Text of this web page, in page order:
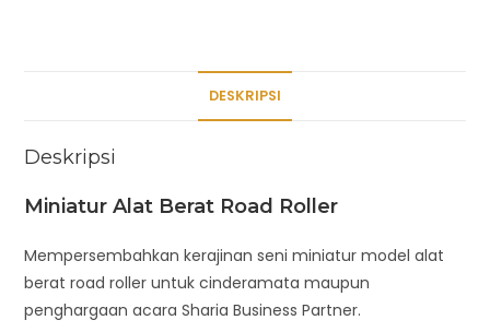
DESKRIPSI
Deskripsi
Miniatur Alat Berat Road Roller
Mempersembahkan kerajinan seni miniatur model alat
berat road roller untuk cinderamata maupun
penghargaan acara Sharia Business Partner.